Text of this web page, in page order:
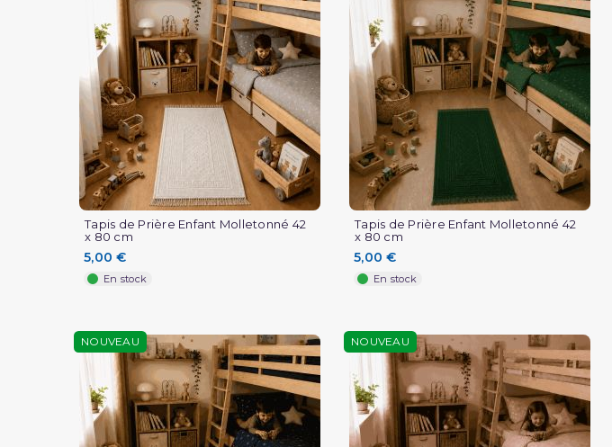
Tapis de Prière Enfant Molletonné 42
x 80 cm
5,00 €
En stock
Tapis de Prière Enfant Molletonné 42
x 80 cm
5,00 €
En stock
NOUVEAU NOUVEAU